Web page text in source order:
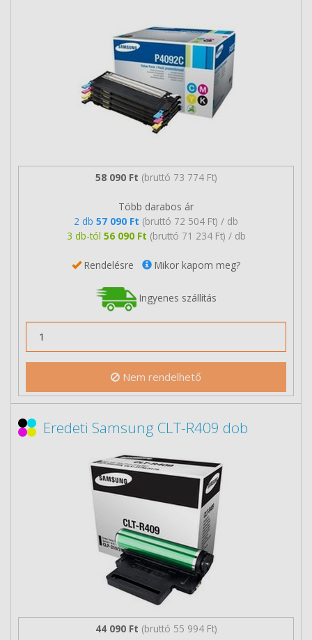
58 090 Ft (bruttó 73 774 Ft)
Több darabos ár
2 db 57 090 Ft (bruttó 72 504 Ft) / db
3 db-tól 56 090 Ft (bruttó 71 234 Ft) / db
Rendelésre Mikor kapom meg?
Ingyenes szállítás
Nem rendelhető
Eredeti Samsung CLT-R409 dob
44 090 Ft (bruttó 55 994 Ft)